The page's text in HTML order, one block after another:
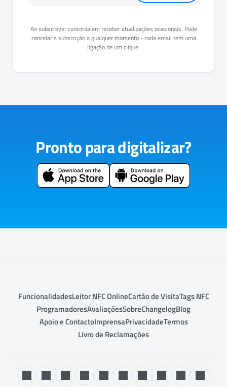
Ao subscrever concorda em receber atualizações ocasionais. Pode
cancelar a subscrição a qualquer momento - cada email tem uma
ligação de um clique.
Pronto para digitalizar?
FuncionalidadesLeitor NFC OnlineCartão de VisitaTags NFC
ProgramadoresAvaliaçõesSobreChangelogBlog
Apoio e ContactoImprensaPrivacidadeTermos
Livro de Reclamações